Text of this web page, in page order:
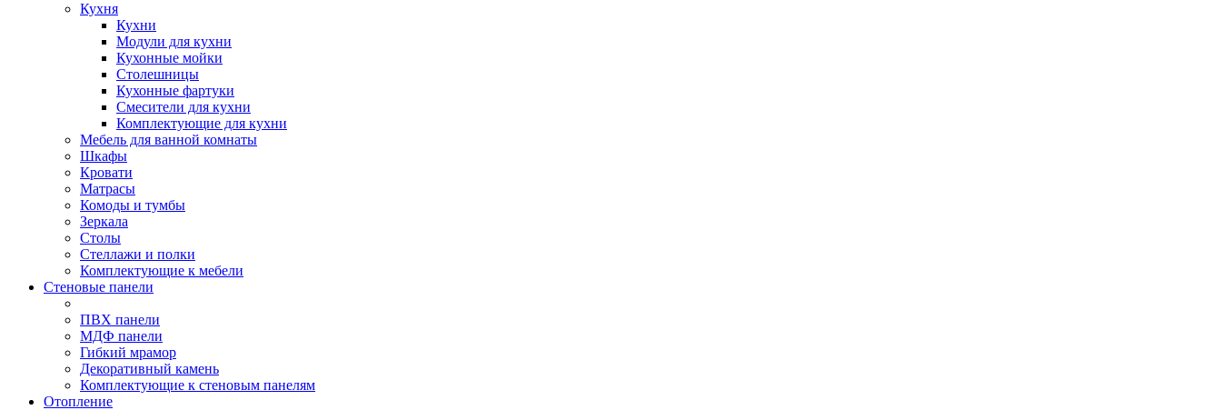
Кухня
Кухни
Модули для кухни
Кухонные мойки
Столешницы
Кухонные фартуки
Смесители для кухни
Комплектующие для кухни
Мебель для ванной комнаты
Шкафы
Кровати
Матрасы
Комоды и тумбы
Зеркала
Столы
Стеллажи и полки
Комплектующие к мебели
Стеновые панели
ПВХ панели
МДФ панели
Гибкий мрамор
Декоративный камень
Комплектующие к стеновым панелям
Отопление